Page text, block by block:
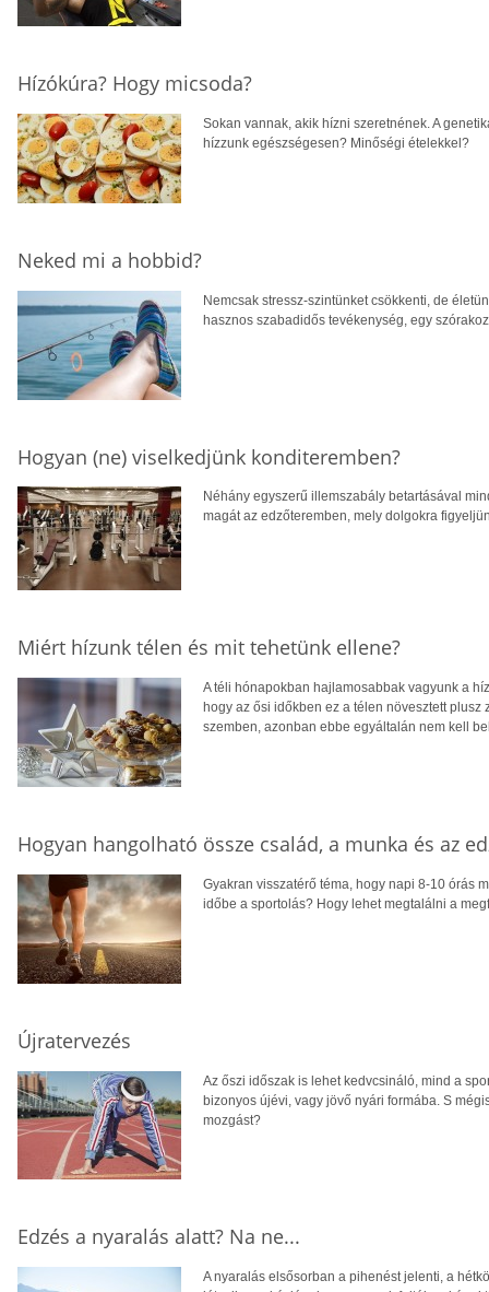
Hízókúra? Hogy micsoda?
Sokan vannak, akik hízni szeretnének. A
hízzunk egészségesen? Minőségi ételekkel?
Neked mi a hobbid?
Nemcsak stressz-szintünket csökkenti, de
hasznos szabadidős tevékenység, egy
Hogyan (ne) viselkedjünk konditeremben?
Néhány egyszerű illemszabály betartásával
magát az edzőteremben, mely dolgokra
Miért hízunk télen és mit tehetünk ellene?
A téli hónapokban hajlamosabbak vagyunk a
hogy az ősi időkben ez a télen növesztett
szemben, azonban ebbe egyáltalán nem kell
Hogyan hangolható össze család, a munka és az
Gyakran visszatérő téma, hogy napi 8-10 órás
időbe a sportolás? Hogy lehet megtalálni a
Újratervezés
Az őszi időszak is lehet kedvcsináló, mind a
bizonyos újévi, vagy jövő nyári formába. S
mozgást?
Edzés a nyaralás alatt? Na ne...
A nyaralás elsősorban a pihenést jelenti, a